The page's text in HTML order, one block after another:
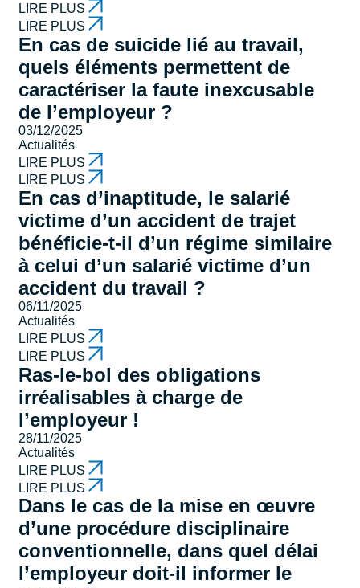
LIRE PLUS
LIRE PLUS
En cas de suicide lié au travail,
quels éléments permettent de
caractériser la faute inexcusable
de l’employeur ?
03/12/2025
Actualités
LIRE PLUS
LIRE PLUS
En cas d’inaptitude, le salarié
victime d’un accident de trajet
bénéficie-t-il d’un régime similaire
à celui d’un salarié victime d’un
accident du travail ?
06/11/2025
Actualités
LIRE PLUS
LIRE PLUS
Ras-le-bol des obligations
irréalisables à charge de
l’employeur !
28/11/2025
Actualités
LIRE PLUS
LIRE PLUS
Dans le cas de la mise en œuvre
d’une procédure disciplinaire
conventionnelle, dans quel délai
l’employeur doit-il informer le